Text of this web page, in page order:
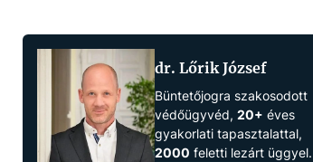
dr. Lőrik József
Büntetőjogra szakosodott
védőügyvéd, 20+ éves
gyakorlati tapasztalattal,
2000 feletti lezárt üggyel.